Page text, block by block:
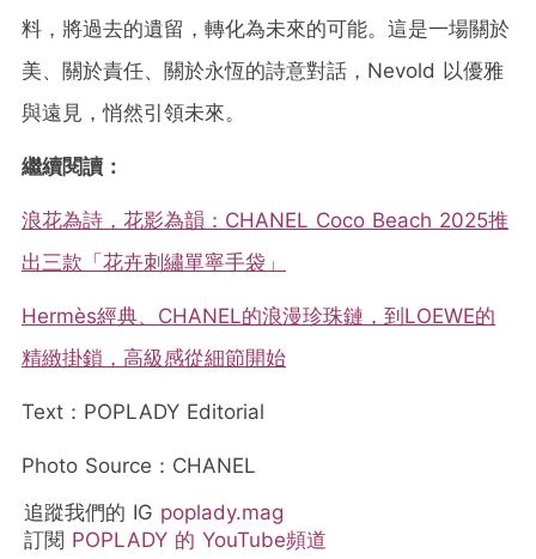
料，將過去的遺留，轉化為未來的可能。這是一場關於
美、關於責任、關於永恆的詩意對話，Nevold 以優雅
與遠見，悄然引領未來。
繼續閱讀：
浪花為詩，花影為韻：CHANEL Coco Beach 2025推
出三款「花卉刺繡單寧手袋」
Hermès經典、CHANEL的浪漫珍珠鏈，到LOEWE的
精緻掛鎖，高級感從細節開始
Text：POPLADY Editorial
Photo Source：CHANEL
追蹤我們的 IG poplady.mag
訂閱 POPLADY 的 YouTube頻道